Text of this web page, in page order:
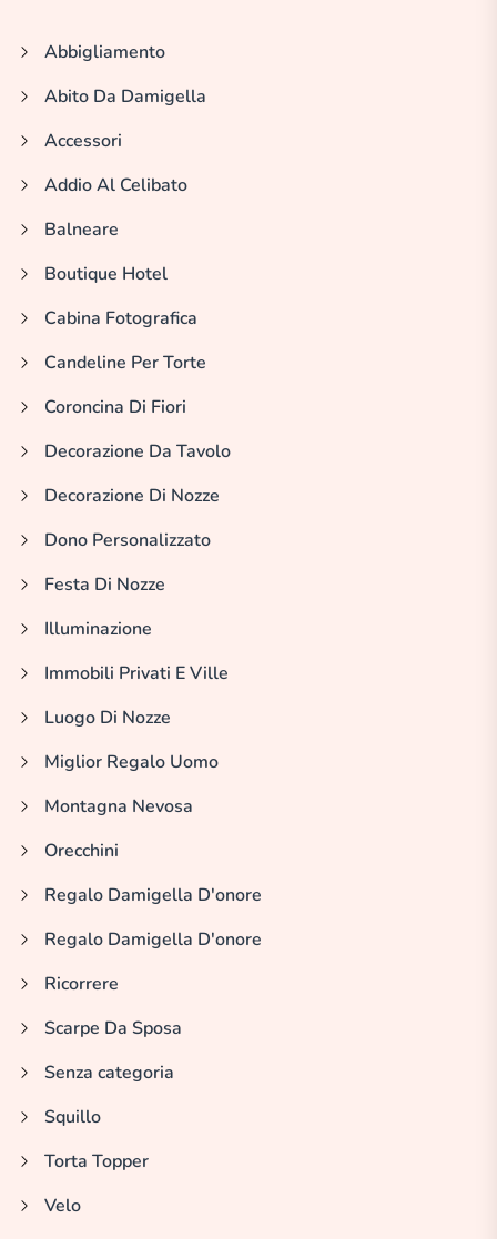
Abbigliamento
Abito Da Damigella
Accessori
Addio Al Celibato
Balneare
Boutique Hotel
Cabina Fotografica
Candeline Per Torte
Coroncina Di Fiori
Decorazione Da Tavolo
Decorazione Di Nozze
Dono Personalizzato
Festa Di Nozze
Illuminazione
Immobili Privati E Ville
Luogo Di Nozze
Miglior Regalo Uomo
Montagna Nevosa
Orecchini
Regalo Damigella D'onore
Regalo Damigella D'onore
Ricorrere
Scarpe Da Sposa
Senza categoria
Squillo
Torta Topper
Velo